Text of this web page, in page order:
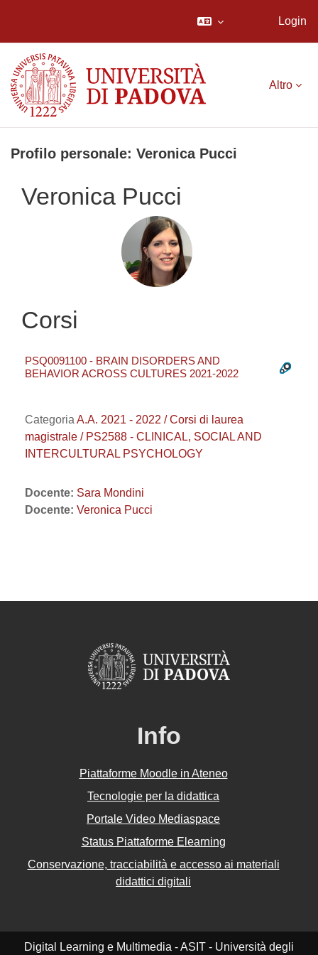
Login
Altro
Profilo personale: Veronica Pucci
Veronica Pucci
Corsi
PSQ0091100 - BRAIN DISORDERS AND
BEHAVIOR ACROSS CULTURES 2021-2022
Categoria A.A. 2021 - 2022 / Corsi di laurea
magistrale / PS2588 - CLINICAL, SOCIAL AND
INTERCULTURAL PSYCHOLOGY
Docente: Sara Mondini
Docente: Veronica Pucci
Info
Piattaforme Moodle in Ateneo
Tecnologie per la didattica
Portale Video Mediaspace
Status Piattaforme Elearning
Conservazione, tracciabilità e accesso ai materiali
didattici digitali
Digital Learning e Multimedia - ASIT - Università degli